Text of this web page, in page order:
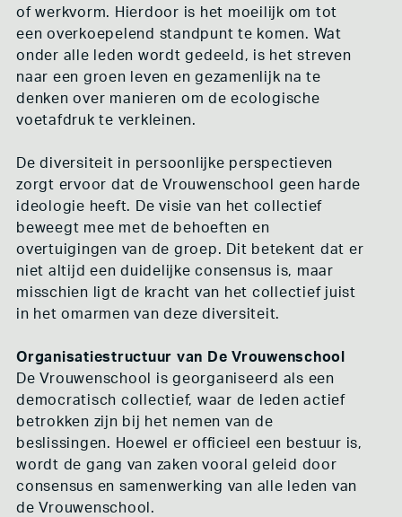
of werkvorm. Hierdoor is het moeilijk om tot
een overkoepelend standpunt te komen. Wat
onder alle leden wordt gedeeld, is het streven
naar een groen leven en gezamenlijk na te
denken over manieren om de ecologische
voetafdruk te verkleinen.
De diversiteit in persoonlijke perspectieven
zorgt ervoor dat de Vrouwenschool geen harde
ideologie heeft. De visie van het collectief
beweegt mee met de behoeften en
overtuigingen van de groep. Dit betekent dat er
niet altijd een duidelijke consensus is, maar
misschien ligt de kracht van het collectief juist
in het omarmen van deze diversiteit.
Organisatiestructuur van De Vrouwenschool
De Vrouwenschool is georganiseerd als een
democratisch collectief, waar de leden actief
betrokken zijn bij het nemen van de
beslissingen. Hoewel er officieel een bestuur is,
wordt de gang van zaken vooral geleid door
consensus en samenwerking van alle leden van
de Vrouwenschool.